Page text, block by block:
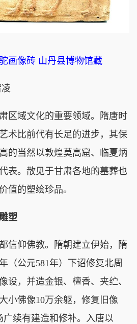
画像砖 山丹县博物馆藏
域文化的重要领域。隋唐时
术比前代有长足的进步，其保
的当然以敦煌莫高窟、临夏炳
表。散见于甘肃各地的墓葬也
值的塑绘珍品。
塑
仰佛教。隋朝建立伊始，隋
（公元581年）下诏修复北周
设，并造金银、檀香、夹纻、
小佛像10万余躯，修复旧像
广续有建造和修补。入唐以